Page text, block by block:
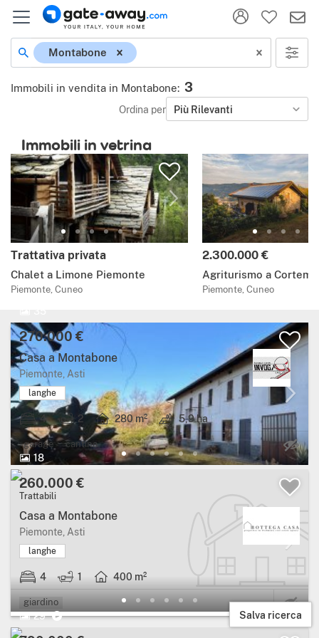
Montabone
Immobili in vendita in Montabone: 3
Ordina per Più Rilevanti
Immobili in vetrina
Trattativa privata
Chalet a Limone Piemonte
Piemonte, Cuneo
2.300.000 €
Agriturismo a
Piemonte, Cuneo
270.000 €
Casa a Montabone
Piemonte, Asti
langhe
4 2 280 m² 5,9 ha
garage cantina
18
260.000 €
Trattabili
Casa a Montabone
Piemonte, Asti
langhe
4 1 400 m²
giardino
29 Salva ricerca